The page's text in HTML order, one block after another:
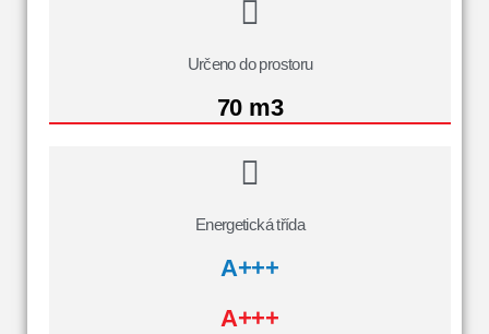
Určeno do prostoru
70 m3
Energetická třída
A+++
A+++